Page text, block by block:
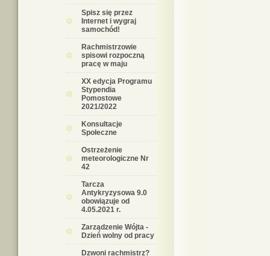
Spisz się przez
Internet i wygraj
samochód!
Rachmistrzowie
spisowi rozpoczną
pracę w maju
XX edycja Programu
Stypendia
Pomostowe
2021/2022
Konsultacje
Społeczne
Ostrzeżenie
meteorologiczne Nr
42
Tarcza
Antykryzysowa 9.0
obowiązuje od
4.05.2021 r.
Zarządzenie Wójta -
Dzień wolny od pracy
Dzwoni rachmistrz?